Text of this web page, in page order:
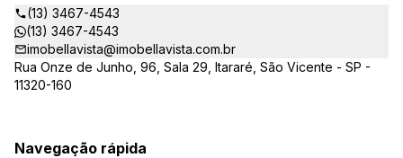
(13) 3467-4543
(13) 3467-4543
imobellavista@imobellavista.com.br
Rua Onze de Junho, 96, Sala 29, Itararé, São Vicente - SP -
11320-160
Navegação rápida